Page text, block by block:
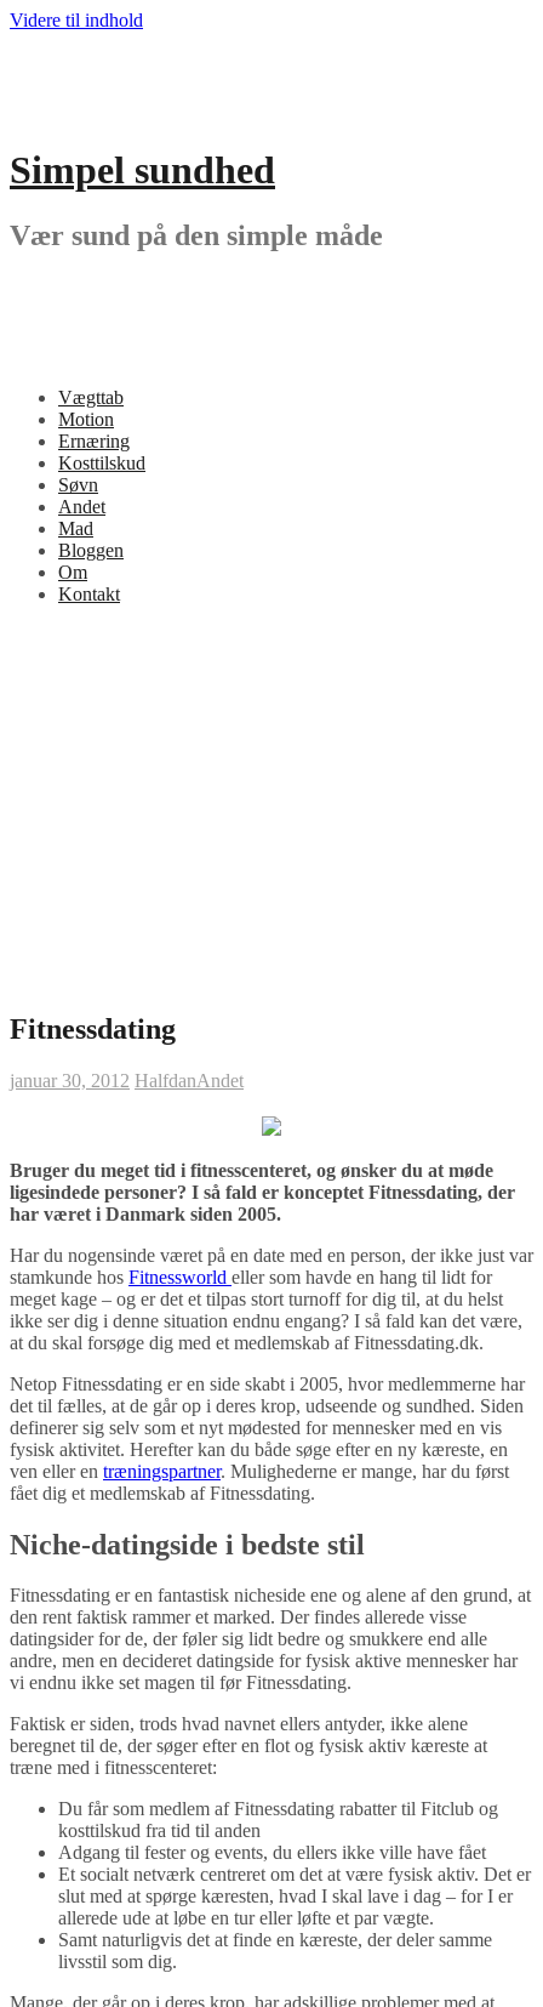
Videre til indhold
Simpel sundhed
Vær sund på den simple måde
Vægttab
Motion
Ernæring
Kosttilskud
Søvn
Andet
Mad
Bloggen
Om
Kontakt
Fitnessdating
januar 30, 2012 HalfdanAndet
Bruger du meget tid i fitnesscenteret, og ønsker du at møde
ligesindede personer? I så fald er konceptet Fitnessdating, der
har været i Danmark siden 2005.
Har du nogensinde været på en date med en person, der ikke just var
stamkunde hos Fitnessworld eller som havde en hang til lidt for
meget kage – og er det et tilpas stort turnoff for dig til, at du helst
ikke ser dig i denne situation endnu engang? I så fald kan det være,
at du skal forsøge dig med et medlemskab af Fitnessdating.dk.
Netop Fitnessdating er en side skabt i 2005, hvor medlemmerne har
det til fælles, at de går op i deres krop, udseende og sundhed. Siden
definerer sig selv som et nyt mødested for mennesker med en vis
fysisk aktivitet. Herefter kan du både søge efter en ny kæreste, en
ven eller en træningspartner. Mulighederne er mange, har du først
fået dig et medlemskab af Fitnessdating.
Niche-datingside i bedste stil
Fitnessdating er en fantastisk nicheside ene og alene af den grund, at
den rent faktisk rammer et marked. Der findes allerede visse
datingsider for de, der føler sig lidt bedre og smukkere end alle
andre, men en decideret datingside for fysisk aktive mennesker har
vi endnu ikke set magen til før Fitnessdating.
Faktisk er siden, trods hvad navnet ellers antyder, ikke alene
beregnet til de, der søger efter en flot og fysisk aktiv kæreste at
træne med i fitnesscenteret:
Du får som medlem af Fitnessdating rabatter til Fitclub og
kosttilskud fra tid til anden
Adgang til fester og events, du ellers ikke ville have fået
Et socialt netværk centreret om det at være fysisk aktiv. Det er
slut med at spørge kæresten, hvad I skal lave i dag – for I er
allerede ude at løbe en tur eller løfte et par vægte.
Samt naturligvis det at finde en kæreste, der deler samme
livsstil som dig.